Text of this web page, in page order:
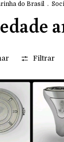
do Brasil .
Filtrar